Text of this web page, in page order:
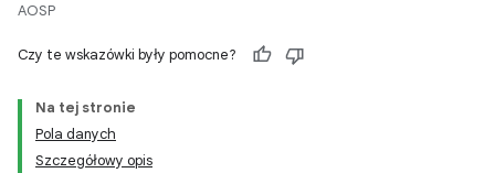
AOSP
Czy te wskazówki były pomocne?
Na tej stronie
Pola danych
Szczegółowy opis